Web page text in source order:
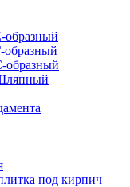
под кирпич